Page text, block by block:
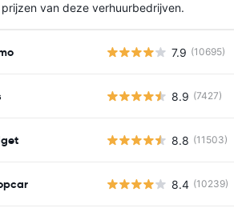
van deze verhuurbedrijven.
7.9 (10695)
8.9 (7427)
8.8 (11503)
8.4 (10239)